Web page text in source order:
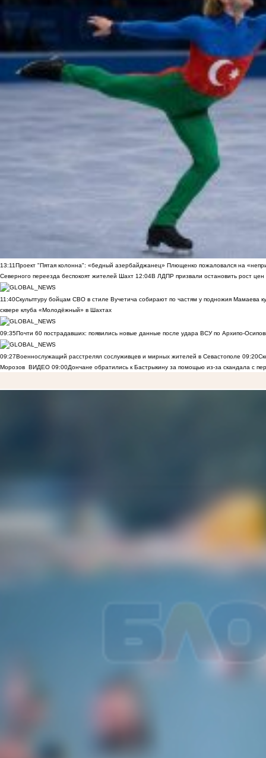
13:11Проект "Пятая колонна": «бедный азербайджанец» Плющенко пожаловался на
Северного переезда беспокоят жителей Шахт 12:04В ЛДПР призвали остановить рост цен
11:40Скульптуру бойцам СВО в стиле Вучетича собирают по частям у подножия Мамаева
сквере клуба «Молодёжный» в Шахтах
09:35Почти 60 пострадавших: появились новые данные после удара ВСУ по Архипо-
09:27Военнослужащий расстрелял сослуживцев и мирных жителей в Севастополе 09:20
Морозов ВИДЕО 09:00Дончане обратились к Бастрыкину за помощью из-за скандала с